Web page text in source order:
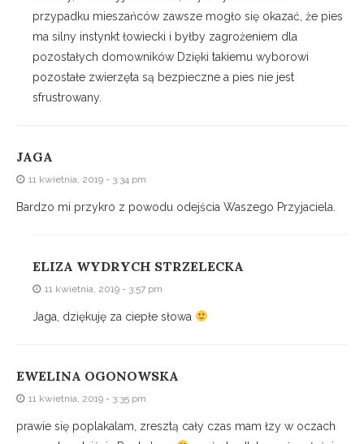
przypadku mieszańców zawsze mogło się okazać, że pies
ma silny instynkt łowiecki i byłby zagrożeniem dla
pozostałych domowników Dzięki takiemu wyborowi
pozostałe zwierzęta są bezpieczne a pies nie jest
sfrustrowany.
JAGA
11 kwietnia, 2019 - 3:34 pm
Bardzo mi przykro z powodu odejścia Waszego Przyjaciela.
ELIZA WYDRYCH STRZELECKA
11 kwietnia, 2019 - 3:57 pm
Jaga, dziękuję za ciepłe słowa
EWELINA OGONOWSKA
11 kwietnia, 2019 - 3:35 pm
prawie się poplakalam, zresztą cały czas mam łzy w oczach